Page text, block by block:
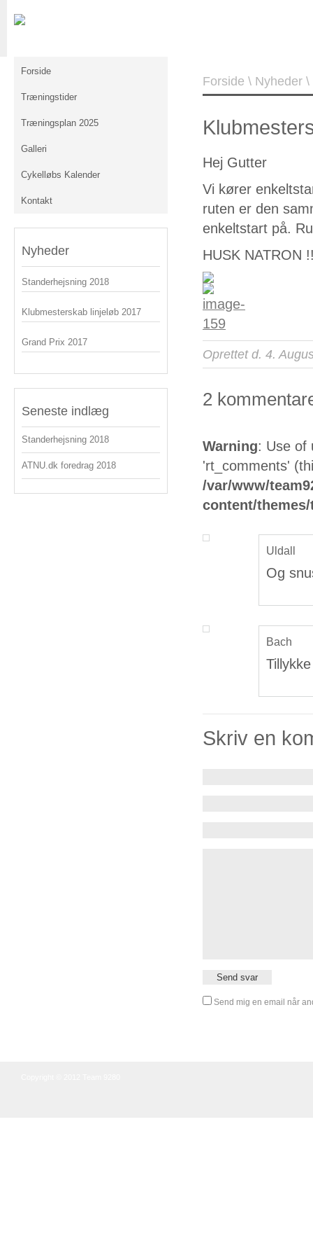
Forside
Træningstider
Træningsplan 2025
Galleri
Cykelløbs Kalender
Kontakt
Nyheder
Standerhejsning 2018
Klubmesterskab linjeløb 2017
Grand Prix 2017
Seneste indlæg
Standerhejsning 2018
ATNU.dk foredrag 2018
Forside \ Nyheder \
Hej Gutter
Vi kører
ruten er den
enkeltstart på.
HUSK NATRON
Oprettet d. 4.
2
Warning: Use of
'rt_comments'
/var/www/
content/
Uldall
Og
Bach
Skriv en
Send mig en email når